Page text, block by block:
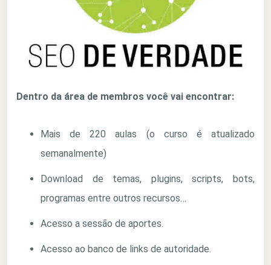
Dentro da área de membros você vai encontrar:
Mais de 220 aulas (o curso é atualizado
semanalmente)
Download de temas, plugins, scripts, bots,
programas entre outros recursos…
Acesso a sessão de aportes.
Acesso ao banco de links de autoridade.